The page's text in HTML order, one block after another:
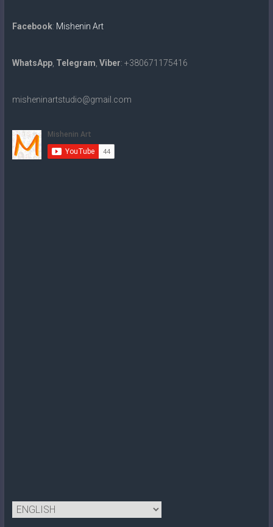
Facebook: Mishenin Art
WhatsApp, Telegram Viber: +380671175416
misheninartstudio@gmail.com